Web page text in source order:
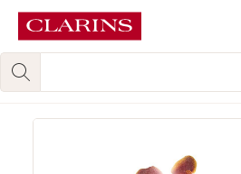
تخط إلى المحتوى